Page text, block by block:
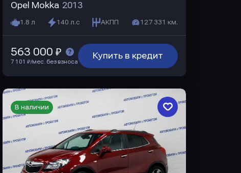
Opel Mokka 2013
1.8 л 140 л.с АКПП 127 331 км.
Купить в кредит
563 000 ₽
7 101 ₽/мес. без взноса
В наличии